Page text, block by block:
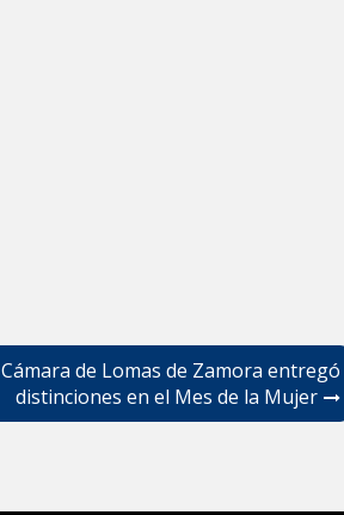
Cámara de Lomas de Zamora entregó
distinciones en el Mes de la Mujer